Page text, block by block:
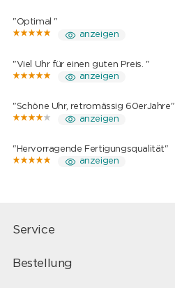
"Optimal "
anzeigen
"Viel Uhr für einen guten Preis. "
anzeigen
"Schöne Uhr, retromässig 60erJahre"
anzeigen
"Hervorragende Fertigungsqualität"
anzeigen
Service
Bestellung